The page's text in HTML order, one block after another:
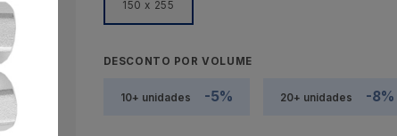
150 x 255
DESCONTO POR VOLUME
10+ unidades -5% 20+ unidades -8%